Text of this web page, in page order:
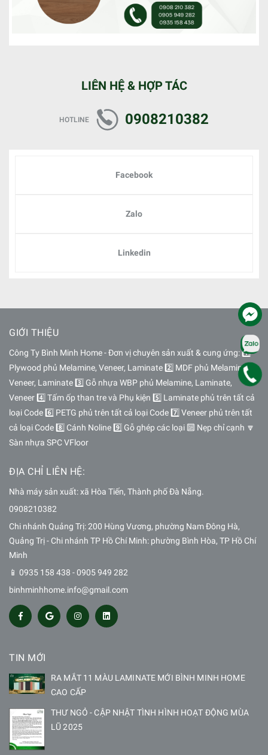
LIÊN HỆ & HỢP TÁC
HOTLINE 0908210382
Facebook
Zalo
Linkedin
GIỚI THIỆU
Công Ty Bình Minh Home - Đơn vị chuyên sản xuất & cung ứng: 1️⃣
Plywood phủ Melamine, Veneer, Laminate 2️⃣ MDF phủ Melamine,
Veneer, Laminate 3️⃣ Gỗ nhựa WBP phủ Melamine, Laminate,
Veneer 4️⃣ Tấm ốp than tre và Phụ kiện 5️⃣ Laminate phủ trên tất cả
loại Code 6️⃣ PETG phủ trên tất cả loại Code 7️⃣ Veneer phủ trên tất
cả loại Code 8️⃣ Cánh Noline 9️⃣ Gỗ ghép các loại 🔟 Nẹp chỉ cạnh 🔽
Sàn nhựa SPC VFloor
ĐỊA CHỈ LIÊN HỆ:
Nhà máy sản xuất: xã Hòa Tiến, Thành phố Đà Nẵng.
0908210382
Chi nhánh Quảng Trị: 200 Hùng Vương, phường Nam Đông Hà,
Quảng Trị - Chi nhánh TP Hồ Chí Minh: phường Bình Hòa, TP Hồ Chí
Minh
📱 0935 158 438 - 0905 949 282
binhminhhome.info@gmail.com
TIN MỚI
RA MẮT 11 MÀU LAMINATE MỚI BÌNH MINH HOME
CAO CẤP
THƯ NGỎ - CẬP NHẬT TÌNH HÌNH HOẠT ĐỘNG MÙA
LŨ 2025